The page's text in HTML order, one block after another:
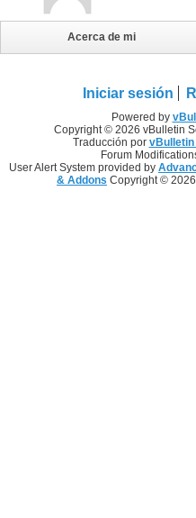
Acerca de mi
Iniciar sesión
Powered by
Copyright © 2026 vBulletin
Traducción por vBulletin
Forum
User Alert System provided by
& Addons Copyright ©